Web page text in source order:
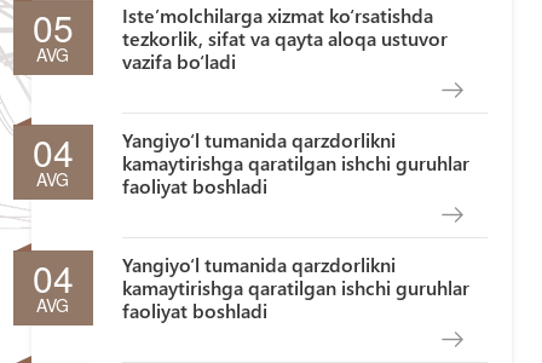
05
AVG
Iste’molchilarga xizmat ko‘rsatishda
tezkorlik, sifat va qayta aloqa ustuvor
vazifa bo‘ladi
04
AVG
Yangiyo‘l tumanida qarzdorlikni
kamaytirishga qaratilgan ishchi guruhlar
faoliyat boshladi
04
AVG
Yangiyo‘l tumanida qarzdorlikni
kamaytirishga qaratilgan ishchi guruhlar
faoliyat boshladi